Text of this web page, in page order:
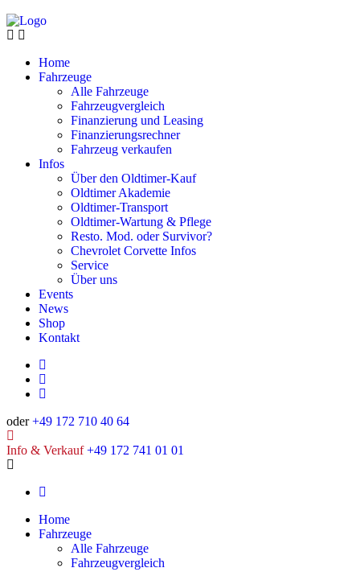
Home
Fahrzeuge
Alle Fahrzeuge
Fahrzeugvergleich
Finanzierung und Leasing
Finanzierungsrechner
Fahrzeug verkaufen
Infos
Über den Oldtimer-Kauf
Oldtimer Akademie
Oldtimer-Transport
Oldtimer-Wartung & Pflege
Resto. Mod. oder Survivor?
Chevrolet Corvette Infos
Service
Über uns
Events
News
Shop
Kontakt
oder+49 172 710 40 64
Info & Verkauf+49 172 741 01 01
Home
Fahrzeuge
Alle Fahrzeuge
Fahrzeugvergleich